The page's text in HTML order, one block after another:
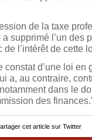
de la taxe
supprimé l’un des
l’intérêt de cette
constat d’une loi en
a, au contraire,
dans le
des
cet article sur Twitter